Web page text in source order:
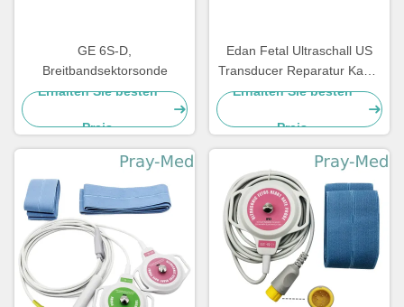
GE 6S-D,
Breitbandsektorsonde
Erhalten Sie besten
Preis
Edan Fetal Ultraschall US
Transducer Reparatur Kabel
4pin 40 Grad
Erhalten Sie besten
Preis